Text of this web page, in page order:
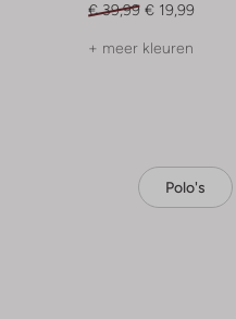
€ 39,99 € 19,99
+ meer kleuren
Polo's